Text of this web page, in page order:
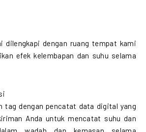
dilengkapi dengan ruang tempat kami
efek kelembapan dan suhu selama
tag dengan pencatat data digital yang
Anda untuk mencatat suhu dan